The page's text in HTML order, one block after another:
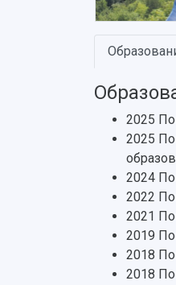
2025
2025
2024
2022
2021
2019
2018
2018